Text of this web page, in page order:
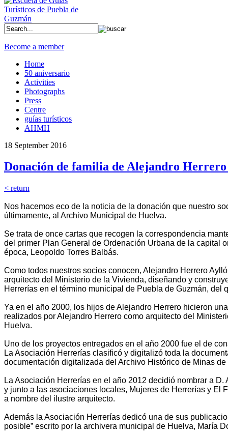
Become a member
Home
50 aniversario
Activities
Photographs
Press
Centre
guías turísticos
AHMH
18 September 2016
Donación de familia de Alejandro
< return
Nos hacemos eco de la noticia de la donación que nuestro
últimamente, al Archivo Municipal de Huelva.
Se trata de once cartas que recogen la correspondencia
del primer Plan General de Ordenación Urbana de la capital
época, Leopoldo Torres Balbás.
Como todos nuestros socios conocen, Alejandro Herrero
arquitecto del Ministerio de la Vivienda, diseñando y
Herrerías en el término municipal de Puebla de Guzmán, del
Ya en el año 2000, los hijos de Alejandro Herrero hicieron
realizados por Alejandro Herrero como arquitecto del
Huelva.
Uno de los proyectos entregados en el año 2000 fue el de
La Asociación Herrerías clasificó y digitalizó toda la
documentación digitalizada del Archivo Histórico de Minas de
La Asociación Herrerías en el año 2012 decidió nombrar a
y junto a las asociaciones locales, Mujeres de Herrerías y El
a nombre del ilustre arquitecto.
Además la Asociación Herrerías dedicó una de sus
posible” escrito por la archivera municipal de Huelva, María